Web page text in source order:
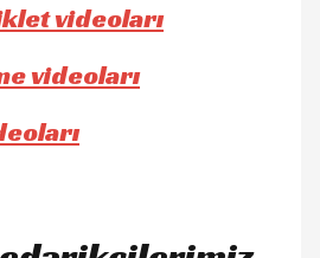
videoları
videoları